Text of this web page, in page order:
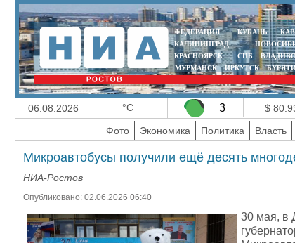
ФЕДЕРАЦИЯ КУБАНЬ
КАЛИНИНГРАД
КРАСНОЯРСК
СПБ
МУРМАНСК
ИРКУТСК
06.08.2026 °C 3 $
Фото
Экономика Политика Власть
Микроавтобусы получили ещё десять
НИА-Ростов
Опубликовано: 02.06.2026 06:40
30 мая, в